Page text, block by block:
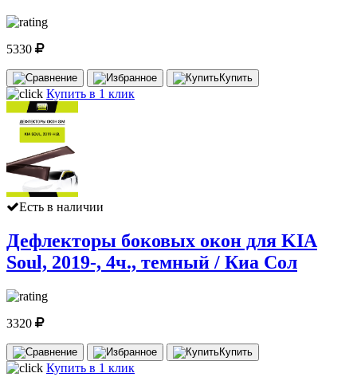
5330
Купить
Купить в 1 клик
Есть в наличии
Дефлекторы боковых окон для KIA
Soul, 2019-, 4ч., темный / Киа Сол
3320
Купить
Купить в 1 клик